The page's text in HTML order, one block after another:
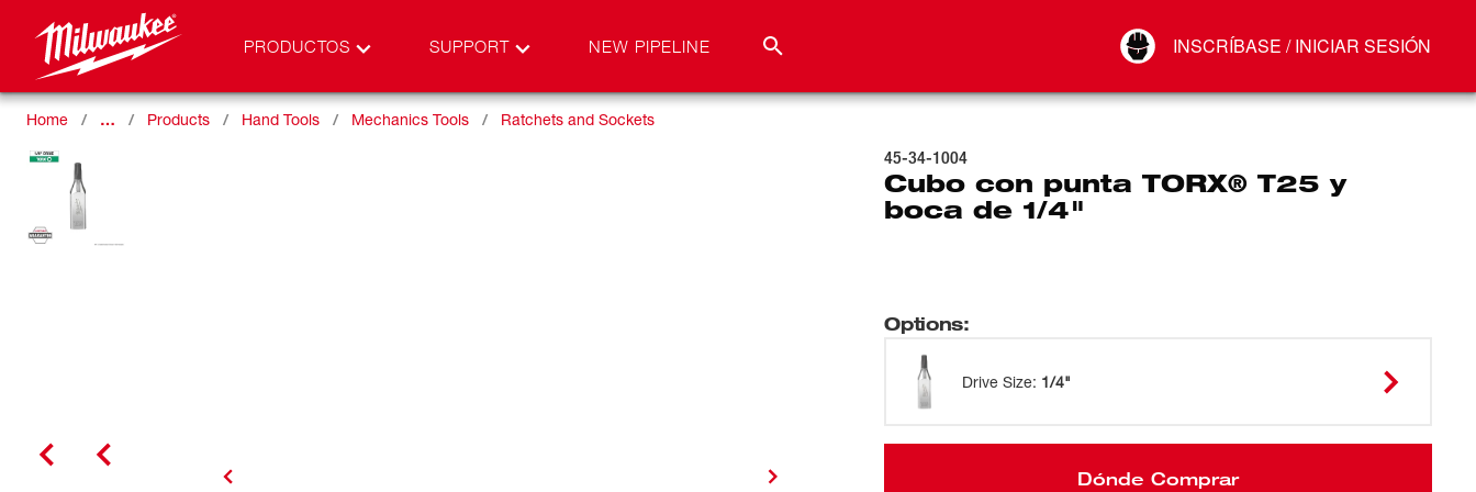
PRODUCTOS SUPPORT NEW PIPELINE INSCRÍBASE / INICIAR SESIÓN
Conectar
Home … Products Hand Tools Mechanics Tools Ratchets and Sockets
45-34-1004
Cubo con punta TORX® T25 y
boca de 1/4"
Options:
Drive Size: 1/4"
Dónde Comprar